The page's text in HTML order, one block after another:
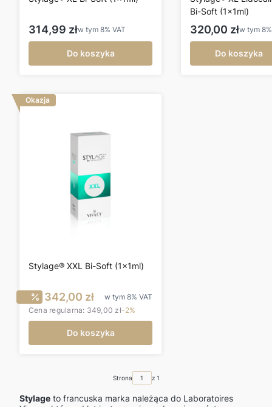
Cena brutto
314,99 złw tym 8% VAT
Do koszyka
Bi-Soft (1x1ml)
Cena brutto
320,00 złw tym
Do koszyka
Okazja
Stylage® XXL Bi-Soft (1x1ml)
Cena promocyjna brutto
342,00 zł w tym 8% VAT
Cena regularna: 349,00 zł-2%
Do koszyka
Strona z 1
Stylage to francuska marka należąca do Laboratoires